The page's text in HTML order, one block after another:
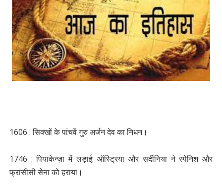
1606 : सिक्खों के पांचवें गुरु अर्जन देव का निधन।
1746 : पियाकेन्ज़ा में लड़ाई: ऑस्ट्रिया और सर्दीनिया ने स्पेनिश और
फ्रांसीसी सेना को हराया।